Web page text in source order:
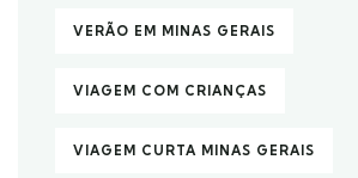
VERÃO EM MINAS GERAIS
VIAGEM COM CRIANÇAS
VIAGEM CURTA MINAS GERAIS